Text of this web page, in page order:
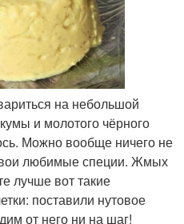
на небольшой
и молотого чёрного
Можно вообще ничего не
любимые специи. Жмых
лучше вот такие
поставили нутовое
от него ни на шаг!